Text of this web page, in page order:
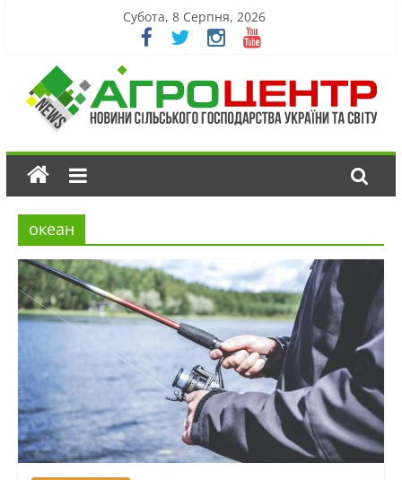
Субота, 8 Серпня, 2026
океан